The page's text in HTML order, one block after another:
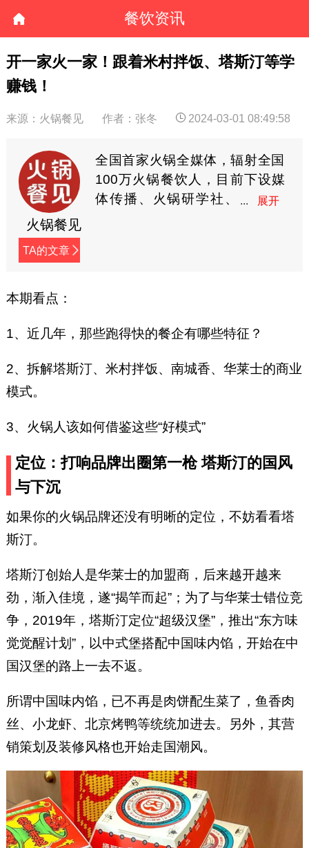
餐饮资讯
开一家火一家！跟着米村拌饭、塔斯汀等学
赚钱！
来源：火锅餐见 作者：张冬 2024-03-01 08:49:58
火锅餐见
TA的文章
全国首家火锅全媒体，辐射全国
100万火锅餐饮人，目前下设媒
体传播、火锅研学社、
本期看点：
1、近几年，那些跑得快的餐企有哪些特征？
2、拆解塔斯汀、米村拌饭、南城香、华莱士的商业
模式。
3、火锅人该如何借鉴这些“好模式”
定位：打响品牌出圈第一枪 塔斯汀的国风
与下沉
如果你的火锅品牌还没有明晰的定位，不妨看看塔
斯汀。
塔斯汀创始人是华莱士的加盟商，后来越开越来
劲，渐入佳境，遂“揭竿而起”；为了与华莱士错位竞
争，2019年，塔斯汀定位“超级汉堡”，推出“东方味
觉觉醒计划”，以中式堡搭配中国味内馅，开始在中
国汉堡的路上一去不返。
所谓中国味内馅，已不再是肉饼配生菜了，鱼香肉
丝、小龙虾、北京烤鸭等统统加进去。另外，其营
销策划及装修风格也开始走国潮风。